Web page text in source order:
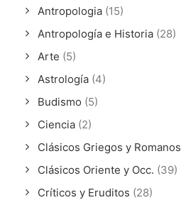
Antropologia (15)
Antropología e Historia (28)
Arte (5)
Astrología (4)
Budismo (5)
Ciencia (2)
Clásicos Griegos y Romanos
Clásicos Oriente y Occ. (39)
Críticos y Eruditos (28)